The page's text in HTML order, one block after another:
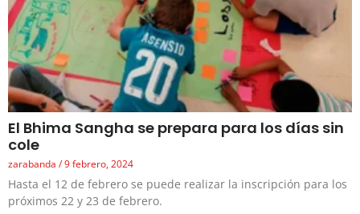
El Bhima Sangha se prepara para los días sin
cole
zarabanda 9 febrero, 2024
Hasta el 12 de febrero se puede realizar la inscripción para los
próximos 22 y 23 de febrero.